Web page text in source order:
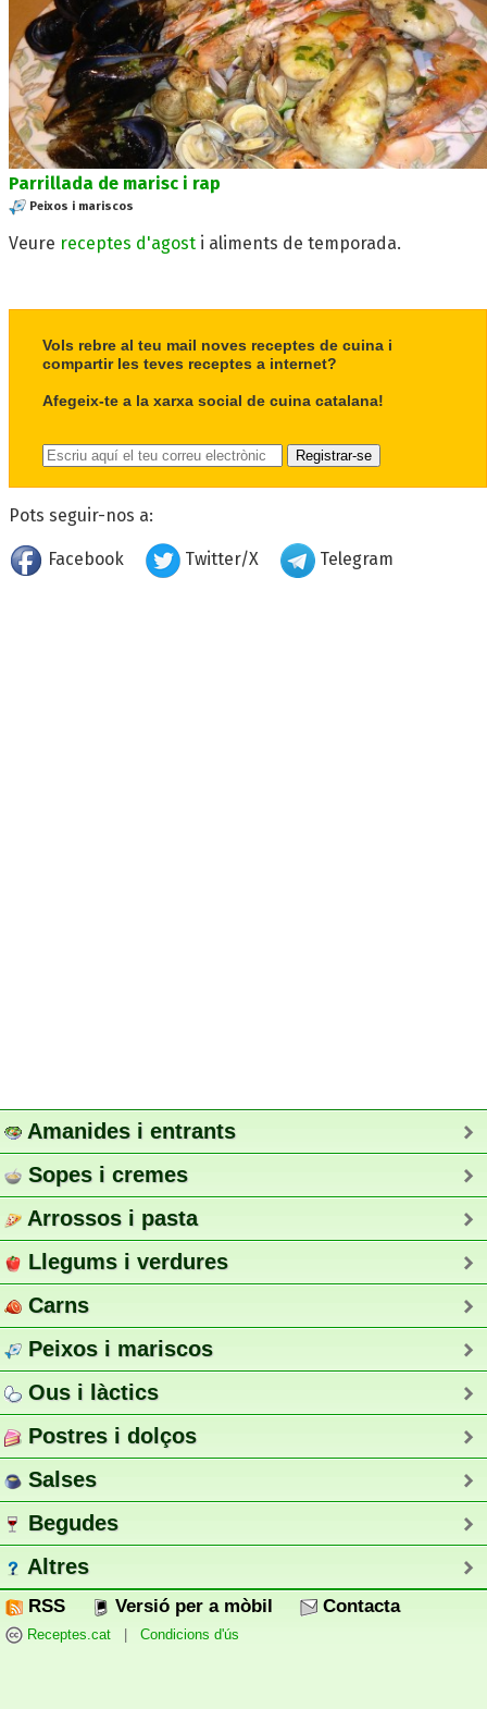
Parrillada de marisc i rap
Peixos i mariscos
Veure receptes d'agost i aliments de temporada.
Vols rebre al teu mail noves receptes de cuina i
compartir les teves receptes a internet?
Afegeix-te a la xarxa social de cuina catalana!
Pots seguir-nos a:
Facebook Twitter/X Telegram
Amanides i entrants
Sopes i cremes
Arrossos i pasta
Llegums i verdures
Carns
Peixos i mariscos
Ous i làctics
Postres i dolços
Salses
Begudes
Altres
RSS Versió per a mòbil Contacta
Receptes.cat Condicions d'ús